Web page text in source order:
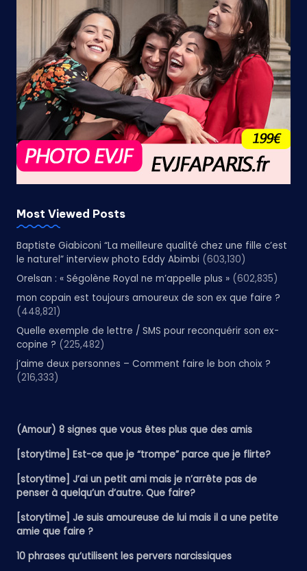
Most Viewed Posts
Baptiste Giabiconi “La meilleure qualité chez une fille c’est
le naturel” interview photo Eddy Abimbi (603,130)
Orelsan : « Ségolène Royal ne m’appelle plus » (602,835)
mon copain est toujours amoureux de son ex que faire ?
(448,821)
Quelle exemple de lettre / SMS pour reconquérir son ex-
copine ? (225,482)
j’aime deux personnes – Comment faire le bon choix ?
(216,333)
(Amour) 8 signes que vous êtes plus que des amis
[storytime] Est-ce que je “trompe” parce que je flirte?
[storytime] J’ai un petit ami mais je n’arrête pas de
penser à quelqu’un d’autre. Que faire?
[storytime] Je suis amoureuse de lui mais il a une petite
amie que faire ?
10 phrases qu’utilisent les pervers narcissiques